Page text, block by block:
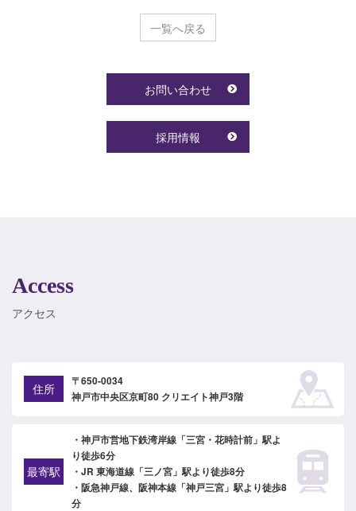
一覧へ戻る
お問い合わせ
採用情報
Access
アクセス
住所
〒650-0034
神戸市中央区京町80 クリエイト神戸3階
最寄駅
・神戸市営地下鉄湾岸線「三宮・花時計前」駅よ
り徒歩6分
・JR 東海道線「三ノ宮」駅より徒歩8分
・阪急神戸線、阪神本線「神戸三宮」駅より徒歩8
分